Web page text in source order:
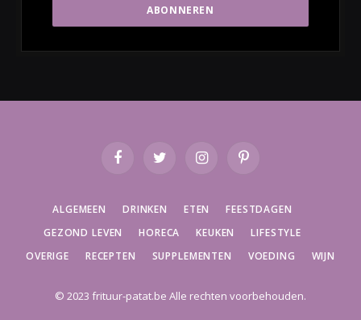
FacebookTwitter InstagramPinterest
ALGEMEEN DRINKEN ETEN
FEESTDAGEN
GEZOND LEVEN
HORECA KEUKEN
LIFESTYLE
OVERIGE
RECEPTEN SUPPLEMENTEN VOEDING WIJN
© 2023 frituur-patat.be Alle rechten voorbehouden.